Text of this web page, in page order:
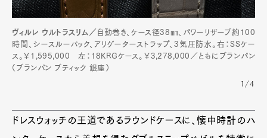
ヴィルレ ウルトラスリム／ 自動巻き、ケース径38㎜、パワーリザーブ約100
時間、シースルーバック、アリゲーターストラップ、3気圧防水。右：SSケー
ス。￥1,595,000 左：18KRGケース。￥3,278,000／ともにブランパン
（ブランパン ブティック 銀座）
1/4
ドレスウォッチの王道であるラウンドケースに、懐中時計のハ